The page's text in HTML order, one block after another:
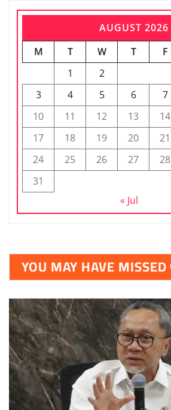
AUGUST 2026
M
T W T F
1
2
3
4 5 6 7
10
11 12 13 14
17
18 19 20 21
24
25 26 27 28
31
« Jul
YOU MAY HAVE MISSED